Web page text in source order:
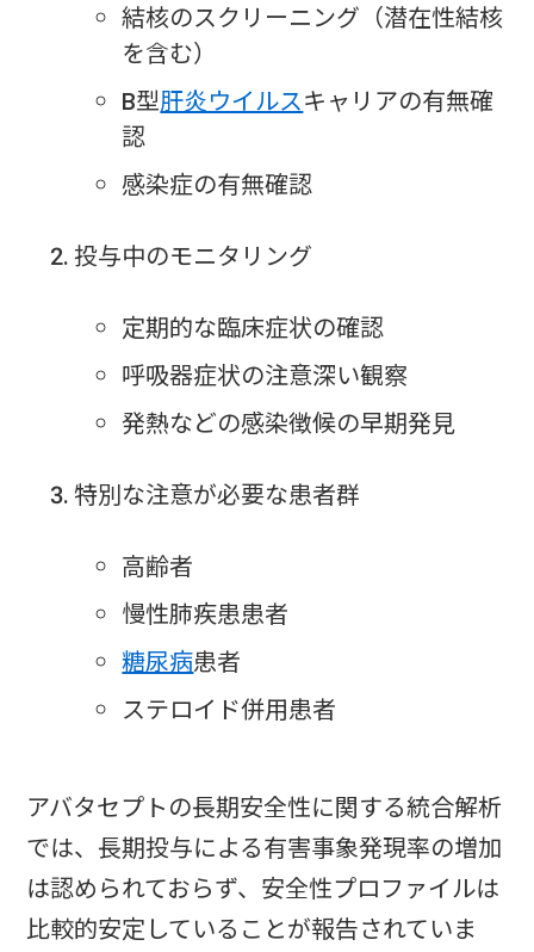
結核のスクリーニング（潜在性結核
を含む）
B型肝炎ウイルスキャリアの有無確
認
感染症の有無確認
投与中のモニタリング
定期的な臨床症状の確認
呼吸器症状の注意深い観察
発熱などの感染徴候の早期発見
特別な注意が必要な患者群
高齢者
慢性肺疾患患者
糖尿病患者
ステロイド併用患者
アバタセプトの長期安全性に関する統合解析
では、長期投与による有害事象発現率の増加
は認められておらず、安全性プロファイルは
比較的安定していることが報告されていま